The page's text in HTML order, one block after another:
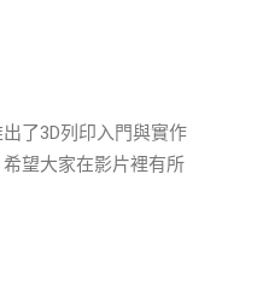
了3D列印入門與實作
望大家在影片裡有所